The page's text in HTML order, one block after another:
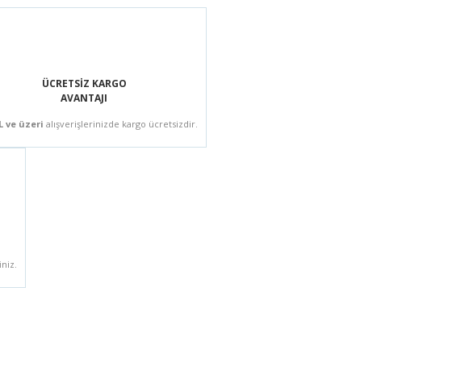
ÜCRETSİZ KARGO
AVANTAJI
ve üzeri alışverişlerinizde kargo ücretsizdir.